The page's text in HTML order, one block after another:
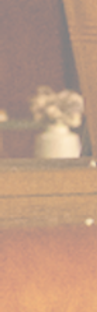
Personnalisation de